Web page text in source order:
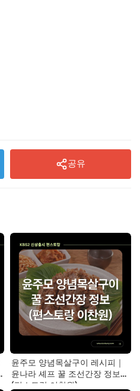
공유
윤주모 양념목살구이 레시피｜
윤나라 셰프 꿀 조선간장 정보
(편스토랑 이찬원)